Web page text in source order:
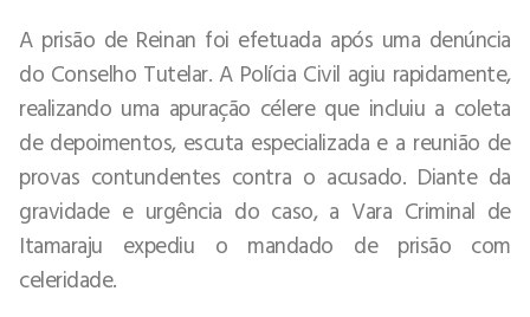
A prisão de Reinan foi efetuada após uma denúncia
do Conselho Tutelar. A Polícia Civil agiu rapidamente,
realizando uma apuração célere que incluiu a coleta
de depoimentos, escuta especializada e a reunião de
provas contundentes contra o acusado. Diante da
gravidade e urgência do caso, a Vara Criminal de
Itamaraju expediu o mandado de prisão com
celeridade.